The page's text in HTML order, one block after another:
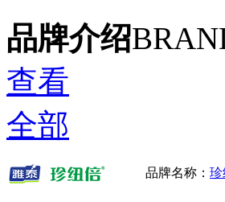
品牌介绍
查看
全部
品牌名称： 珍